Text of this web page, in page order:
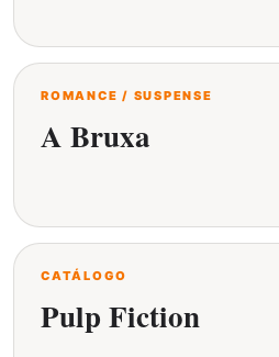
ROMANCE / SUSPENSE
A Bruxa
CATÁLOGO
Pulp Fiction